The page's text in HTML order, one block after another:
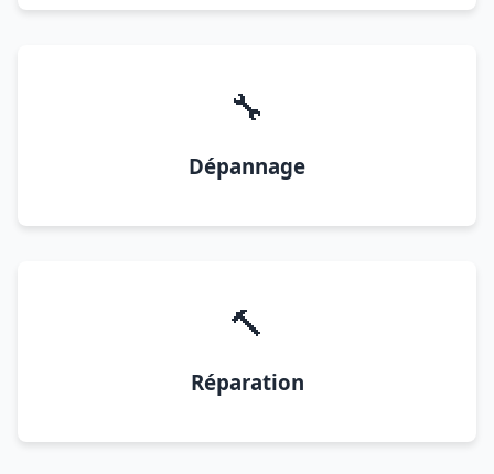
🔧
Dépannage
🔨
Réparation